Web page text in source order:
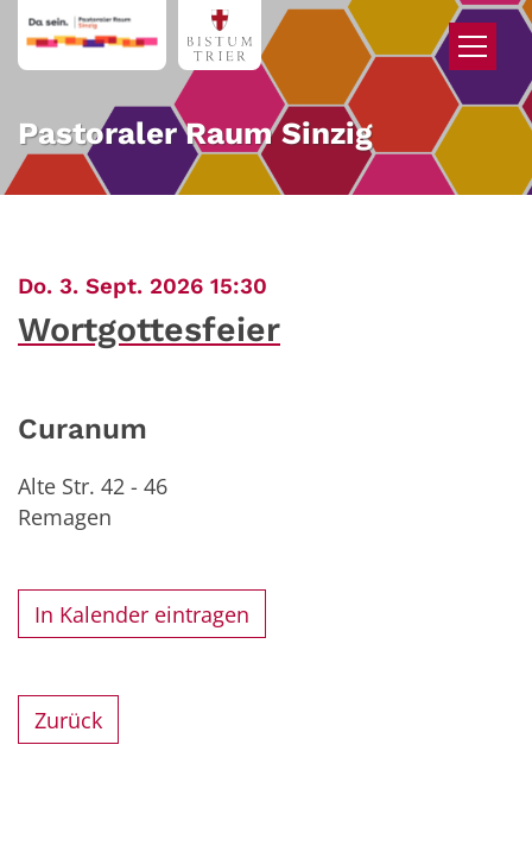
Zum Inhalt springen
Pastoraler Raum Sinzig
Do. 3. Sept. 2026 15:30
Wortgottesfeier
Curanum
Alte Str. 42 - 46
Remagen
In Kalender eintragen
Zurück